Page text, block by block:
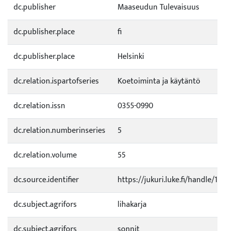
dc.publisher
Maaseudun Tulevaisuus
dc.publisher.place
fi
dc.publisher.place
Helsinki
dc.relation.ispartofseries
Koetoiminta ja käytäntö
dc.relation.issn
0355-0990
dc.relation.numberinseries
5
dc.relation.volume
55
dc.source.identifier
https://jukuri.luke.fi/handle/
dc.subject.agrifors
lihakarja